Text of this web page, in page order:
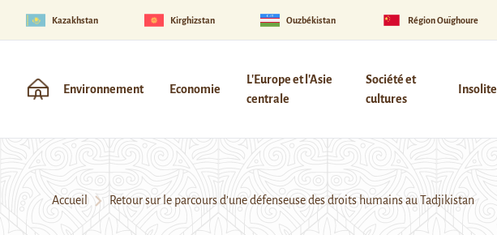
Kazakhstan Kirghizstan Ouzbékistan Région Ouïghoure
Environnement Economie
L'Europe et l'Asie
centrale
Société et
cultures
Insolite
Accueil Retour sur le parcours d’une défenseuse des droits humains au Tadjikistan